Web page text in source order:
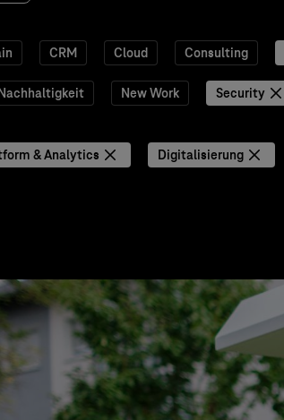
CRM Cloud Consulting
New Work Security
& Analytics Digitalisierung